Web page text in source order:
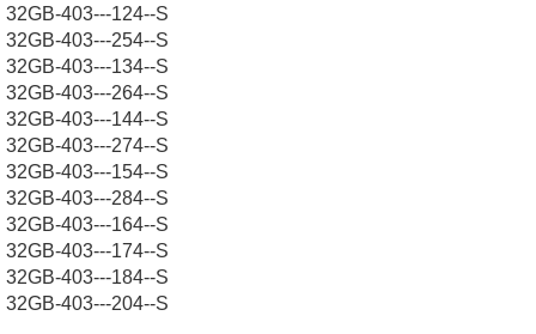
32GB-403---124--S
32GB-403---254--S
32GB-403---134--S
32GB-403---264--S
32GB-403---144--S
32GB-403---274--S
32GB-403---154--S
32GB-403---284--S
32GB-403---164--S
32GB-403---174--S
32GB-403---184--S
32GB-403---204--S